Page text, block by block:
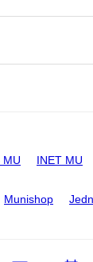
MU INET MU
Munishop